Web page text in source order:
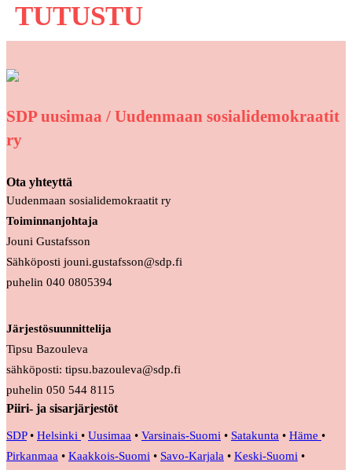
TUTUSTU
SDP uusimaa / Uudenmaan sosialidemokraatit
ry
Ota yhteyttä
Uudenmaan sosialidemokraatit ry
Toiminnanjohtaja
Jouni Gustafsson
Sähköposti jouni.gustafsson@sdp.fi
puhelin 040 0805394
Järjestösuunnittelija
Tipsu Bazouleva
sähköposti: tipsu.bazouleva@sdp.fi
puhelin 050 544 8115
Piiri- ja sisarjärjestöt
SDP• Helsinki • Uusimaa • Varsinais-Suomi • Satakunta • Häme •
Pirkanmaa • Kaakkois-Suomi • Savo-Karjala • Keski-Suomi •